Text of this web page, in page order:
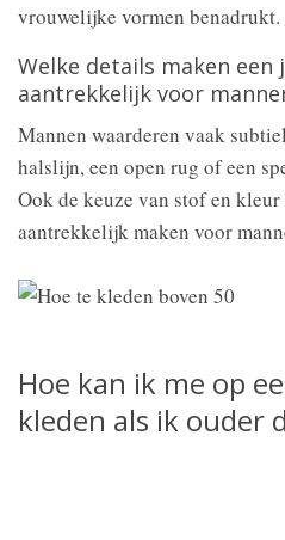
vrouwelijke vormen benadrukt.
Welke details maken een
aantrekkelijk voor
Mannen waarderen vaak
halslijn, een open rug of een
Ook de keuze van stof en
aantrekkelijk maken voor
Hoe kan ik me op
kleden als ik ouder